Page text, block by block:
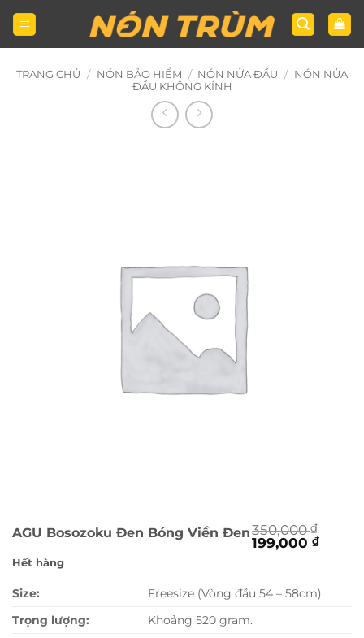
Bỏ
qua
nội
dungTRANG CHỦ / NÓN BẢO HIỂM / NÓN NỬA ĐẦU / NÓN NỬA
ĐẦU KHÔNG KÍNH
AGU Bosozoku Đen Bóng Viền Đen350,000₫
Giá
gốc
199,000₫Giá
Hết hàng
Size:
Freesize (Vòng đầu 54 – 58cm)
Trọng lượng:
Khoảng 520 gram.